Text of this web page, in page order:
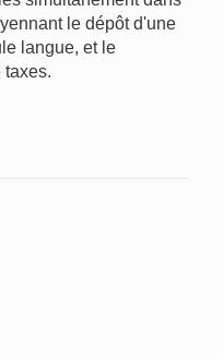
le dépôt d'une
langue, et le
taxes.